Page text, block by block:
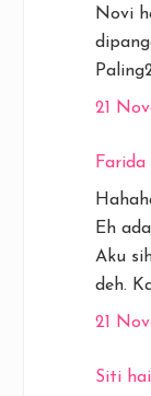
Novi
21
Farida
Eh
Aku
deh.
21
Siti